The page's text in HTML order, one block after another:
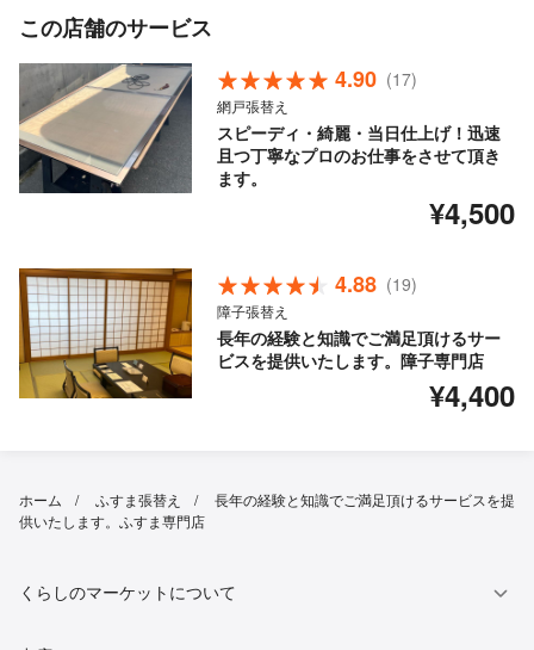
この店舗のサービス
4.90 (17)
網戸張替え
スピーディ・綺麗・当日仕上げ！迅速
且つ丁寧なプロのお仕事をさせて頂き
ます。
¥4,500
4.88 (19)
障子張替え
長年の経験と知識でご満足頂けるサー
ビスを提供いたします。障子専門店
¥4,400
ホーム ふすま張替え
長年の経験と知識でご満足頂けるサービスを提
供いたします。ふすま専門店
くらしのマーケットについて